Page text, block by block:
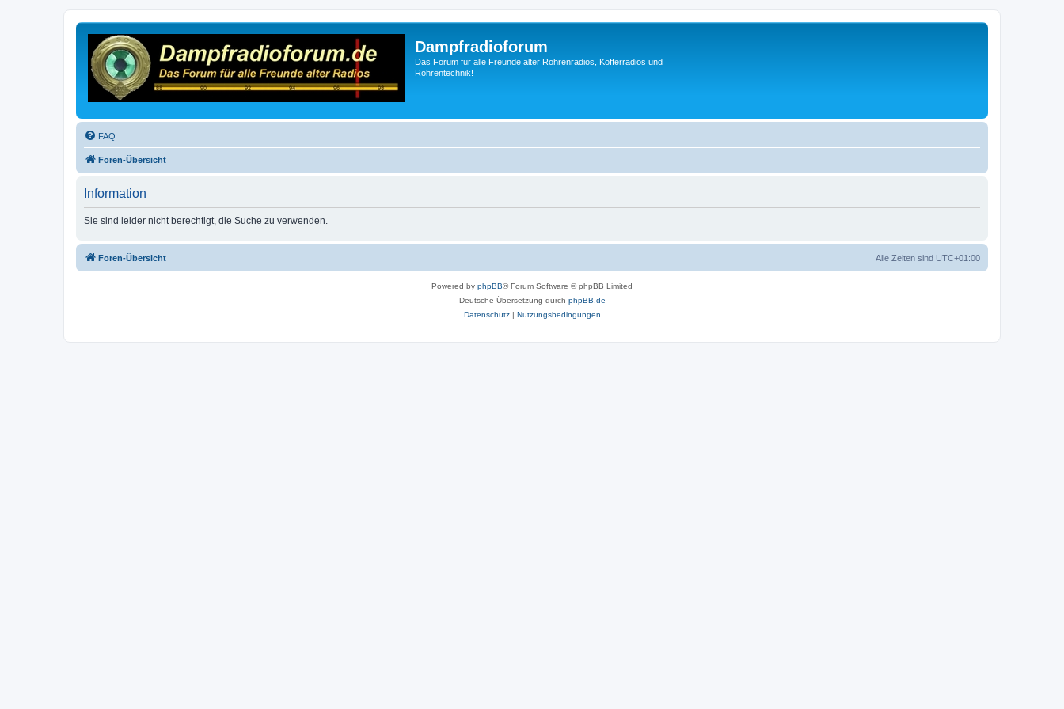
Dampfradioforum
Das Forum für alle Freunde alter Röhrenradios, Kofferradios und
Röhrentechnik!
FAQ
Foren-Übersicht
Information
Sie sind leider nicht berechtigt, die Suche zu verwenden.
Foren-Übersicht Alle Zeiten sind UTC+01:00
Powered by phpBB® Forum Software © phpBB Limited
Deutsche Übersetzung durch phpBB.de
Datenschutz| Nutzungsbedingungen